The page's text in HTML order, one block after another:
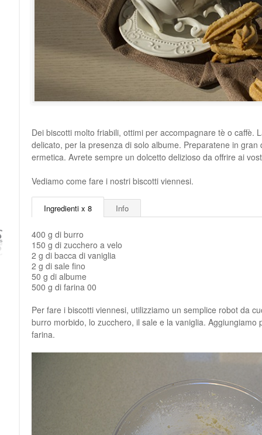
Dei biscotti molto friabili, ottimi per accompagnare tè o caffè.
delicato, per la presenza di solo albume. Preparatene in
ermetica. Avrete sempre un dolcetto delizioso da offrire ai
Vediamo come fare i nostri biscotti viennesi.
Ingredienti x 8 Info
400 g di burro
150 g di zucchero a velo
2 g di bacca di vaniglia
2 g di sale fino
50 g di albume
500 g di farina 00
Per fare i biscotti viennesi, utilizziamo un semplice robot da
burro morbido, lo zucchero, il sale e la vaniglia. Aggiungiamo
farina.